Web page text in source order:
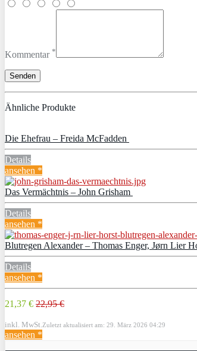
Kommentar *
Ähnliche Produkte
Die Ehefrau – Freida McFadden
Details
ansehen *
Das Vermächtnis – John Grisham
Details
ansehen *
Blutregen Alexander – Thomas Enger, Jørn Lier
Details
ansehen *
21,37 € 22,95 €
inkl. MwSt. Zuletzt aktualisiert am: 29. März 2026 04:29
ansehen *